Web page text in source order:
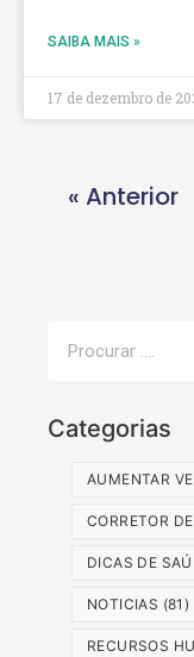
SAIBA MAIS »
17 de dezembro de
« Anterior
Categorias
AUMENTAR
CORRETOR
DICAS DE
NOTICIAS (81)
RECURSOS